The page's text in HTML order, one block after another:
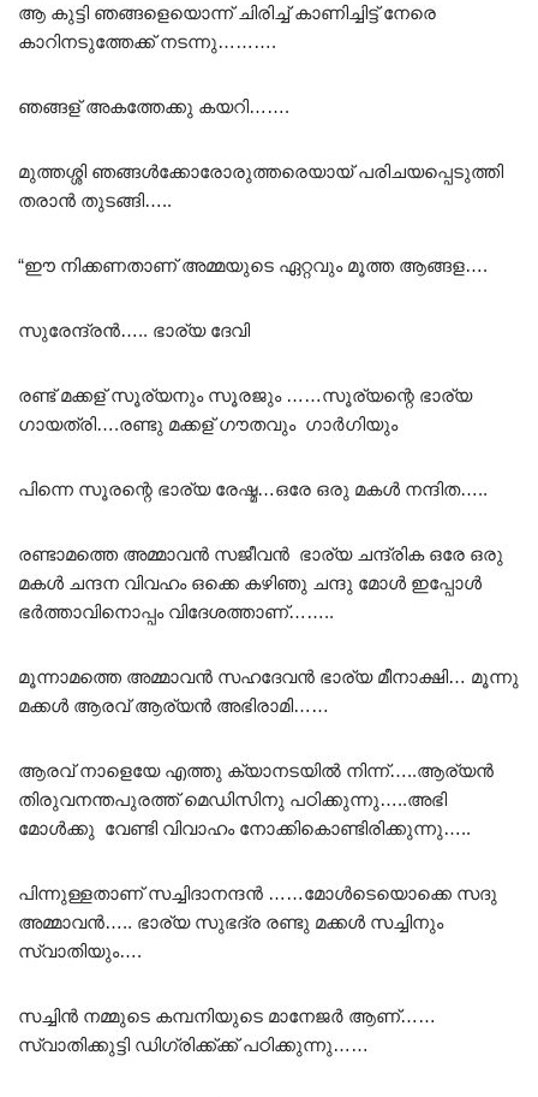
ആ കുട്ടി ഞങ്ങളെയൊന്ന് ചിരിച്ച് കാണിച്ചിട്ട് നേരെ
കാറിനടുത്തേക്ക് നടന്നു……….
ഞങ്ങള് അകത്തേക്കു കയറി…….
മുത്തശ്ശി ഞങ്ങൾക്കോരോരുത്തരെയായ് പരിചയപ്പെടുത്തി
തരാൻ തുടങ്ങി…..
“ഈ നിക്കണതാണ് അമ്മയുടെ ഏറ്റവും മൂത്ത ആങ്ങള….
സുരേന്ദ്രൻ….. ഭാര്യ ദേവി
രണ്ട് മക്കള് സൂര്യനും സൂരജും ……സൂര്യന്റെ ഭാര്യ
ഗായത്രി….രണ്ടു മക്കള് ഗൗതവും ഗാർഗിയും
പിന്നെ സൂരന്റെ ഭാര്യ രേഷ്മ…ഒരേ ഒരു മകൾ നന്ദിത…..
രണ്ടാമത്തെ അമ്മാവൻ സജീവൻ ഭാര്യ ചന്ദ്രിക ഒരേ ഒരു
മകൾ ചന്ദന വിവഹം ഒക്കെ കഴിഞു ചന്ദു മോൾ ഇപ്പോൾ
ഭർത്താവിനൊപ്പം വിദേശത്താണ്……..
മൂന്നാമത്തെ അമ്മാവൻ സഹദേവൻ ഭാര്യ മീനാക്ഷി… മൂന്നു
മക്കൾ ആരവ് ആര്യൻ അഭിരാമി……
ആരവ് നാളെയേ എത്തു ക്യാനടയിൽ നിന്ന്…..ആര്യൻ
തിരുവനന്തപുരത്ത് മെഡിസിനു പഠിക്കുന്നു…..അഭി
മോൾക്കു വേണ്ടി വിവാഹം നോക്കികൊണ്ടിരിക്കുന്നു…..
പിന്നുള്ളതാണ് സച്ചിദാനന്ദൻ ……മോൾടെയൊക്കെ സദു
അമ്മാവൻ….. ഭാര്യ സുഭദ്ര രണ്ടു മക്കൾ സച്ചിനും
സ്വാതിയും….
സച്ചിൻ നമ്മുടെ കമ്പനിയുടെ മാനേജർ ആണ്‌……
സ്വാതിക്കുട്ടി ഡിഗ്രിക്ക്ക്ക് പഠിക്കുന്നു……